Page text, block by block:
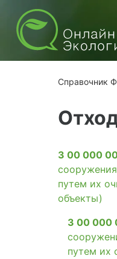
Справочник
3 00 000
путем их
объекты)
3 00 000
путем их